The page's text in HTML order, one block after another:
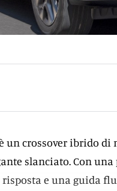
è un crossover ibrido
slanciato. Con
e una guida